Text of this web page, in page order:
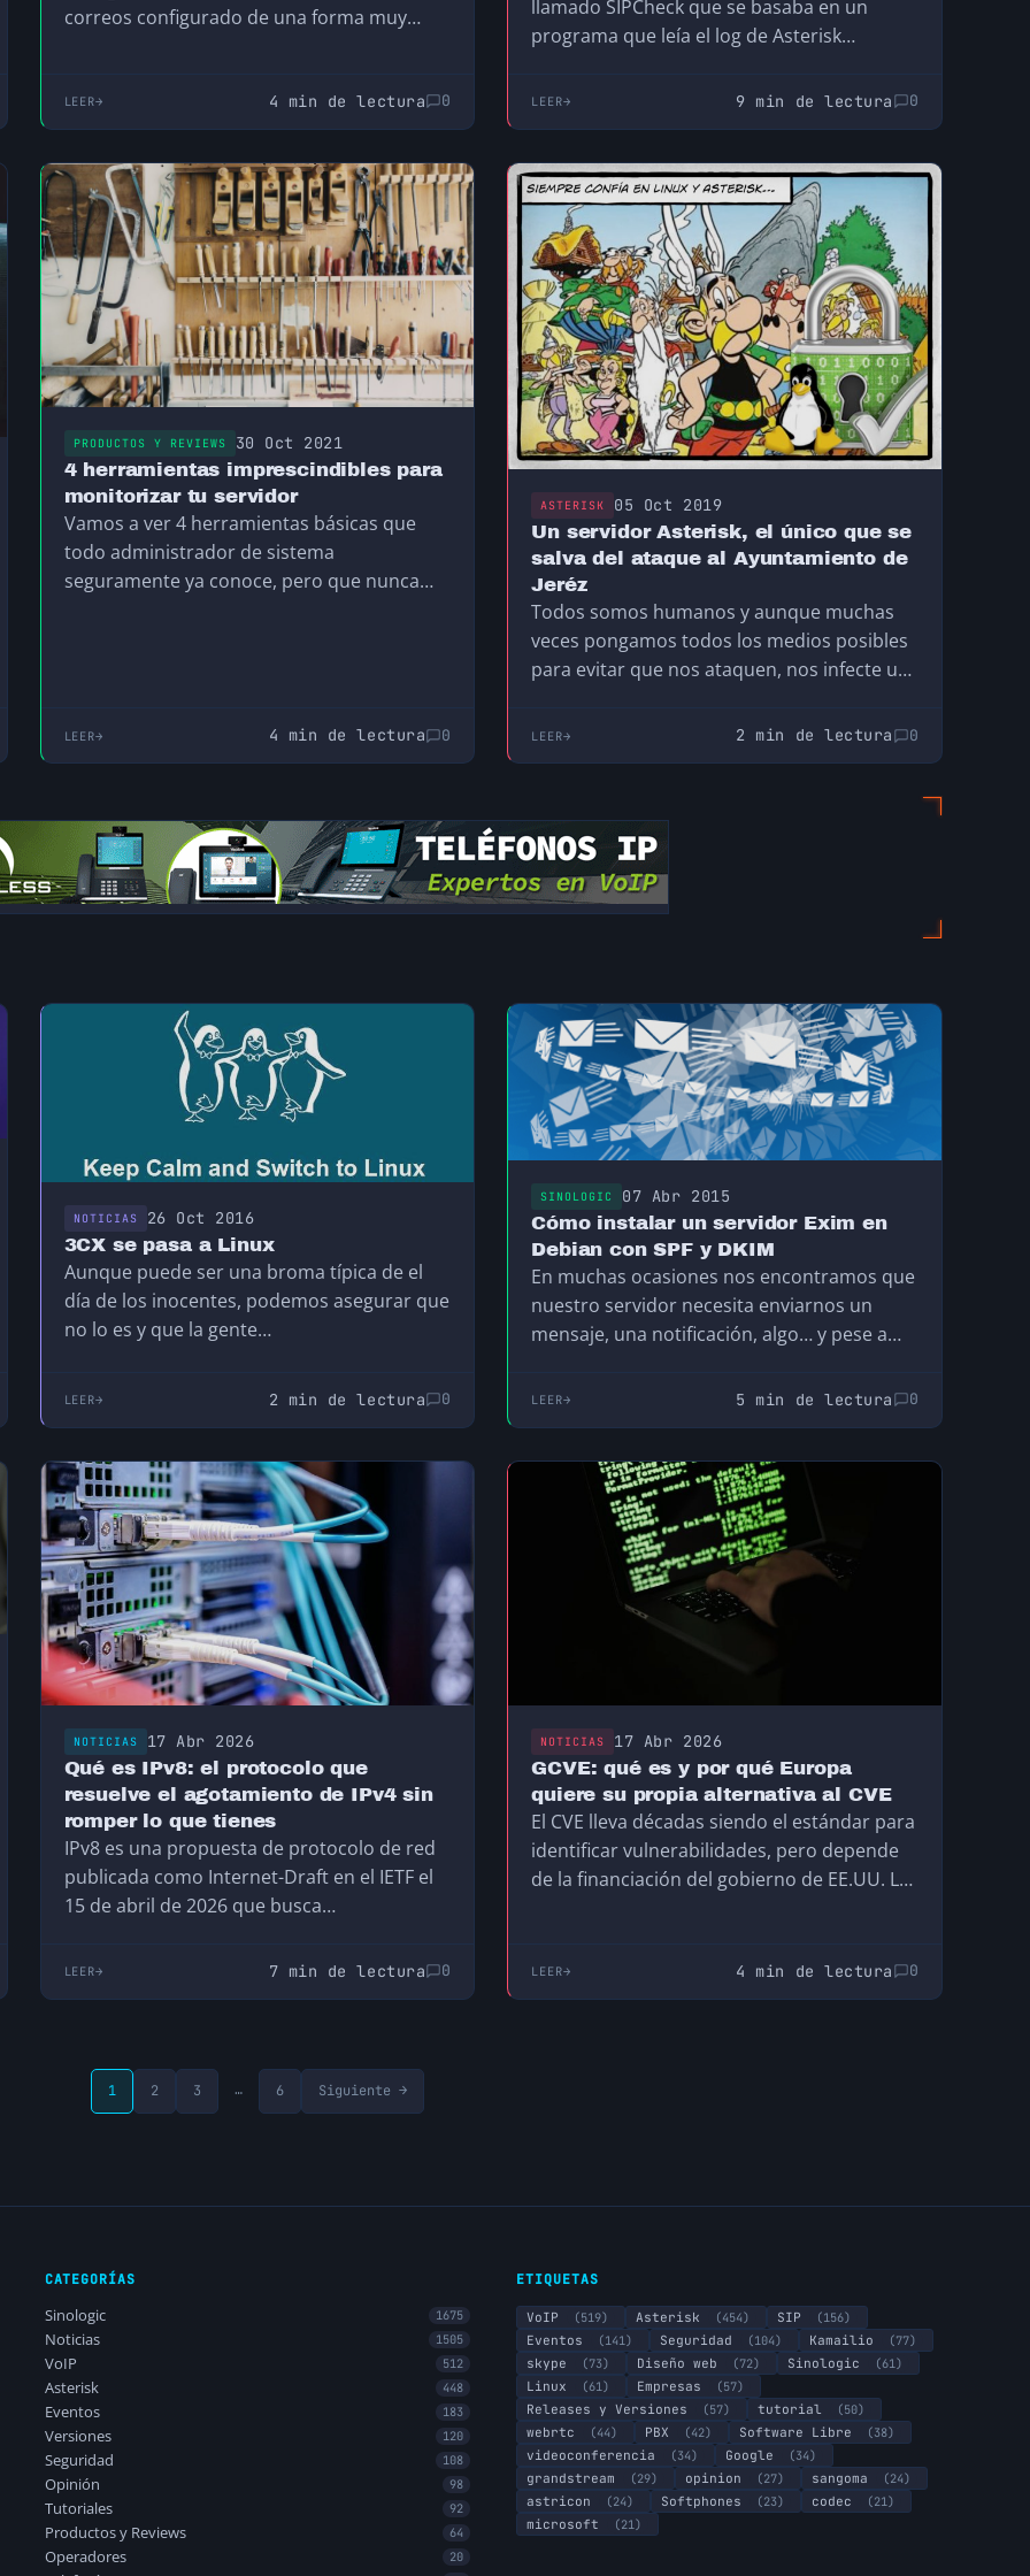
correos configurado de una forma muy
LEER 4 min de lectura 0
llamado SIPCheck que se basaba en un
programa que leía el log de Asterisk
LEER 9 min de lectura 0
PRODUCTOS Y REVIEWS 30 Oct 2021
4 herramientas imprescindibles para
monitorizar tu servidor
Vamos a ver 4 herramientas básicas que
todo administrador de sistema
seguramente ya conoce, pero que nunca
LEER 4 min de lectura 0
ASTERISK 05 Oct 2019
Un servidor Asterisk, el único que se
salva del ataque al Ayuntamiento de
Jeréz
Todos somos humanos y aunque muchas
veces pongamos todos los medios posibles
para evitar que nos ataquen, nos infecte un
LEER 2 min de lectura 0
NOTICIAS 26 Oct 2016
3CX se pasa a Linux
Aunque puede ser una broma típica de el
día de los inocentes, podemos asegurar que
no lo es y que la gente…
LEER 2 min de lectura 0
SINOLOGIC 07 Abr 2015
Cómo instalar un servidor Exim en
Debian con SPF y DKIM
En muchas ocasiones nos encontramos que
nuestro servidor necesita enviarnos un
mensaje, una notificación, algo… y pese a
LEER 5 min de lectura 0
NOTICIAS 17 Abr 2026
Qué es IPv8: el protocolo que
resuelve el agotamiento de IPv4 sin
romper lo que tienes
IPv8 es una propuesta de protocolo de red
publicada como Internet-Draft en el IETF el
15 de abril de 2026 que busca…
LEER 7 min de lectura 0
NOTICIAS 17 Abr 2026
GCVE: qué es y por qué Europa
quiere su propia alternativa al CVE
El CVE lleva décadas siendo el estándar para
identificar vulnerabilidades, pero depende
de la financiación del gobierno de EE.UU. La
depender de una infraestructura que no
controla.
LEER 4 min de lectura 0
1 2 3 … 6 Siguiente →
CATEGORÍAS
Sinologic 1675
Noticias 1505
VoIP 512
Asterisk 448
Eventos 183
Versiones 120
Seguridad 108
Opinión 98
Tutoriales 92
Productos y Reviews 64
Operadores 20
ETIQUETAS
VoIP (519) Asterisk (454) SIP
(156)
Eventos
(141) Seguridad (104) Kamailio
(77)
skype
(73) Diseño web (72) Sinologic
(61)
Linux
(61) Empresas
(57)
Releases y Versiones
(57) tutorial
(50)
webrtc
(44) PBX (42) Software Libre
(38)
videoconferencia
(34) Google
(34)
grandstream
(29) opinion (27) sangoma
(24)
astricon
(24) Softphones (23) codec
(21)
microsoft
(21)